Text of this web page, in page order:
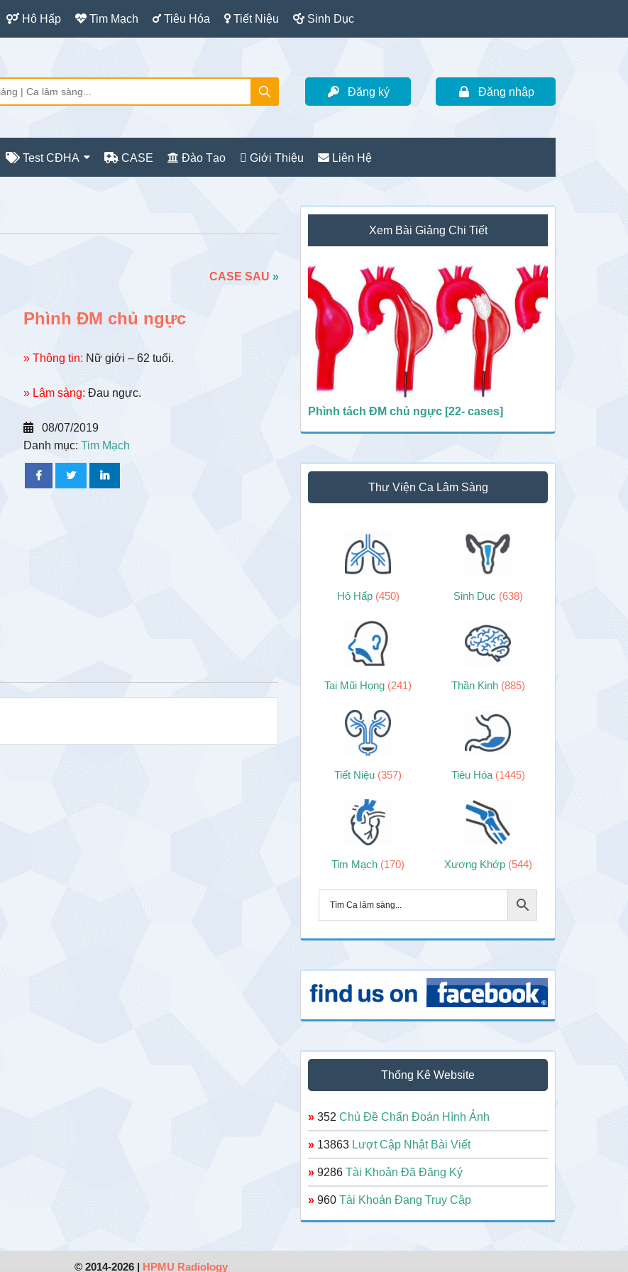
Hô Hấp Tim Mạch Tiêu Hóa Tiết Niệu Sinh Dục
Đăng ký Đăng nhập
Test CĐHA CASE Đào Tạo Giới Thiệu Liên Hệ
CASE SAU »
Phình ĐM chủ ngực
» Thông tin: Nữ giới – 62 tuổi.
» Lâm sàng: Đau ngực.
08/07/2019
Danh mục: Tim Mạch
Sidebar
chính
Xem Bài Giảng Chi Tiết
Phình tách ĐM chủ ngực [22- cases]
Thư Viện Ca Lâm Sàng
Hô Hấp (450) Sinh Dục (638)
Tai Mũi Họng (241) Thần Kinh (885)
Tiết Niệu (357) Tiêu Hóa (1445)
Tim Mạch (170) Xương Khớp (544)
Thống Kê Website
» 352 Chủ Đề Chẩn Đoán Hình Ảnh
» 13863 Lượt Cập Nhật Bài Viết
» 9286 Tài Khoản Đã Đăng Ký
» 960 Tài Khoản Đang Truy Cập
© 2014-2026 | HPMU Radiology